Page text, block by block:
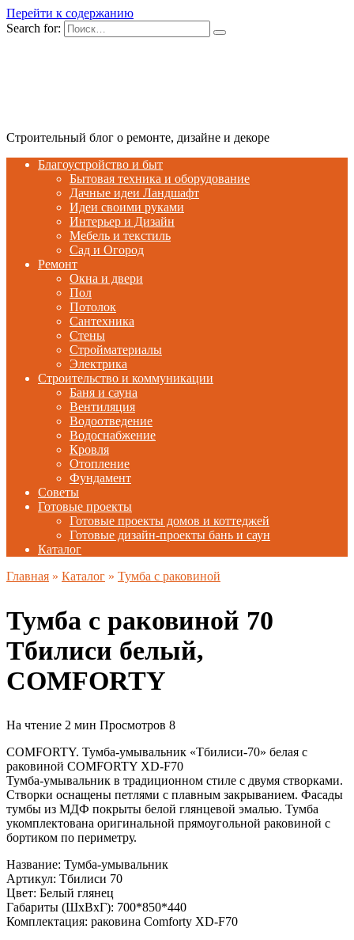
Перейти к содержанию
Search for:
Строительный блог о ремонте, дизайне и декоре
Благоустройство и быт
Бытовая техника и оборудование
Дачные идеи Ландшафт
Идеи своими руками
Интерьер и Дизайн
Мебель и текстиль
Сад и Огород
Ремонт
Окна и двери
Пол
Потолок
Сантехника
Стены
Стройматериалы
Электрика
Строительство и коммуникации
Баня и сауна
Вентиляция
Водоотведение
Водоснабжение
Кровля
Отопление
Фундамент
Советы
Готовые проекты
Готовые проекты домов и коттеджей
Готовые дизайн-проекты бань и саун
Каталог
Главная » Каталог » Тумба с раковиной
Тумба с раковиной 70
Тбилиси белый,
COMFORTY
На чтение 2 мин Просмотров 8
COMFORTY. Тумба-умывальник «Тбилиси-70» белая с
раковиной COMFORTY XD-F70
Тумба-умывальник в традиционном стиле с двумя створками.
Створки оснащены петлями с плавным закрыванием. Фасады
тумбы из МДФ покрыты белой глянцевой эмалью. Тумба
укомплектована оригинальной прямоугольной раковиной с
бортиком по периметру.
Название: Тумба-умывальник
Артикул: Тбилиси 70
Цвет: Белый глянец
Габариты (ШхВхГ): 700*850*440
Комплектация: раковина Comforty XD-F70